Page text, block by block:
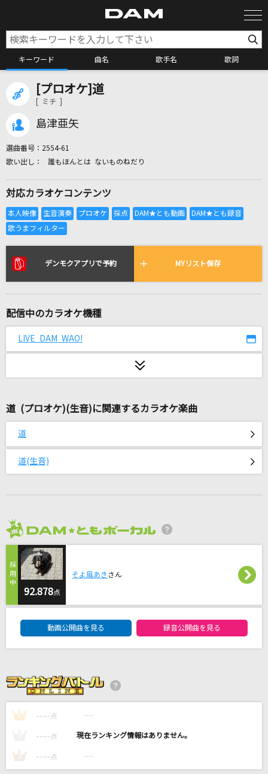
キーワード 曲名 歌手名 歌詞
全国りれき
リアルタイムで歌われている曲の一覧
僕は僕を好きになる
春雷
米津玄師
ORANGE RANGE
千鳥
BELIEVE
[生音]長い髪
FOMARE
Ado
ブリキノダンス
愛をこめて花束を
Superfly
DAMの新曲・ランキングなど
カラオケ最新情報をチェック！
[プロオケ]道
[ ミチ ]
島津亜矢
選曲番号： 2554-61
誰もほんとは ないものねだり
対応カラオケコンテンツ
デンモクアプリで予約 MYリスト保存
配信中のカラオケ機種
LIVE DAM WAO!
道 (プロオケ)(生音)に関連するカラオケ楽曲
道
道(生音)
92.878点
そよ風あき さん
動画公開曲を見る 録音公開曲を見る
1 ---- 点 ----
---- 点 ----
3 ---- 点 ----